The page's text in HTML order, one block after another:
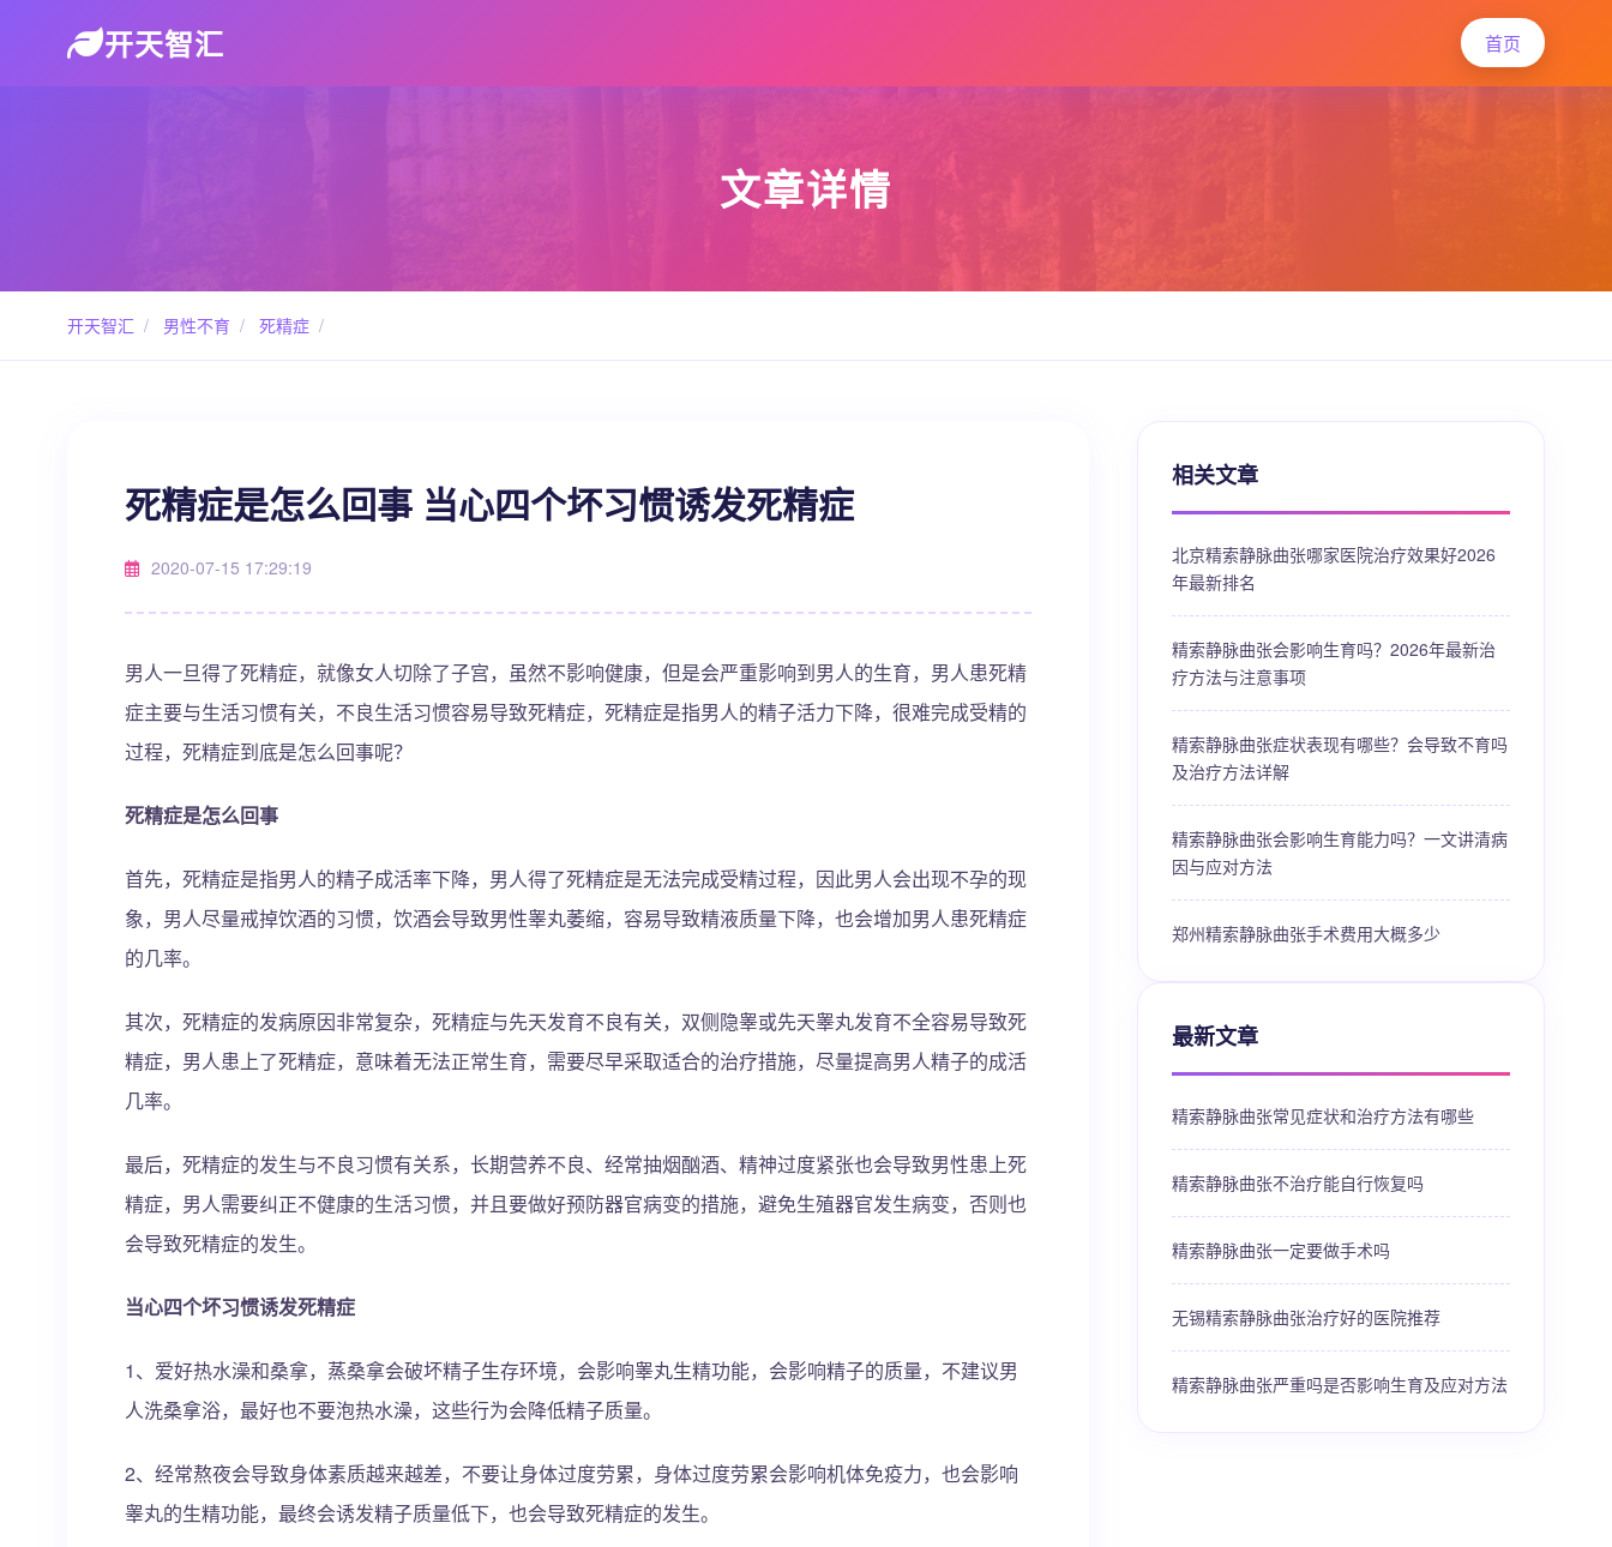
开天智汇 首页
文章详情
开天智汇 / 男性不育 / 死精症 /
死精症是怎么回事 当心四个坏习惯诱发死精症
2020-07-15 17:29:19
男人一旦得了死精症，就像女人切除了子宫，虽然不影响健康，但是会严重影响到男人的生育，男人患死精
症主要与生活习惯有关，不良生活习惯容易导致死精症，死精症是指男人的精子活力下降，很难完成受精的
过程，死精症到底是怎么回事呢？
死精症是怎么回事
首先，死精症是指男人的精子成活率下降，男人得了死精症是无法完成受精过程，因此男人会出现不孕的现
象，男人尽量戒掉饮酒的习惯，饮酒会导致男性睾丸萎缩，容易导致精液质量下降，也会增加男人患死精症
的几率。
其次，死精症的发病原因非常复杂，死精症与先天发育不良有关，双侧隐睾或先天睾丸发育不全容易导致死
精症，男人患上了死精症，意味着无法正常生育，需要尽早采取适合的治疗措施，尽量提高男人精子的成活
几率。
最后，死精症的发生与不良习惯有关系，长期营养不良、经常抽烟酗酒、精神过度紧张也会导致男性患上死
精症，男人需要纠正不健康的生活习惯，并且要做好预防器官病变的措施，避免生殖器官发生病变，否则也
会导致死精症的发生。
当心四个坏习惯诱发死精症
1、爱好热水澡和桑拿，蒸桑拿会破坏精子生存环境，会影响睾丸生精功能，会影响精子的质量，不建议男
人洗桑拿浴，最好也不要泡热水澡，这些行为会降低精子质量。
2、经常熬夜会导致身体素质越来越差，不要让身体过度劳累，身体过度劳累会影响机体免疫力，也会影响
睾丸的生精功能，最终会诱发精子质量低下，也会导致死精症的发生。
相关文章
北京精索静脉曲张哪家医院治疗效果好2026
年最新排名
精索静脉曲张会影响生育吗？2026年最新治
疗方法与注意事项
精索静脉曲张症状表现有哪些？会导致不育吗
及治疗方法详解
精索静脉曲张会影响生育能力吗？一文讲清病
因与应对方法
郑州精索静脉曲张手术费用大概多少
最新文章
精索静脉曲张常见症状和治疗方法有哪些
精索静脉曲张不治疗能自行恢复吗
精索静脉曲张一定要做手术吗
无锡精索静脉曲张治疗好的医院推荐
精索静脉曲张严重吗是否影响生育及应对方法